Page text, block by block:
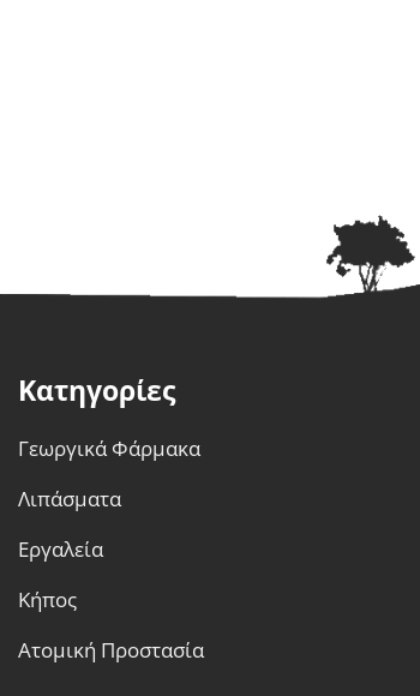
Κατηγορίες
Γεωργικά Φάρμακα
Λιπάσματα
Εργαλεία
Κήπος
Ατομική Προστασία